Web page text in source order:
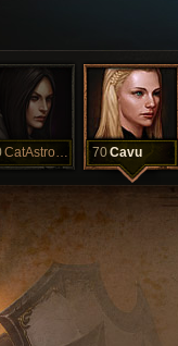
CatAstrophic 70Cavu